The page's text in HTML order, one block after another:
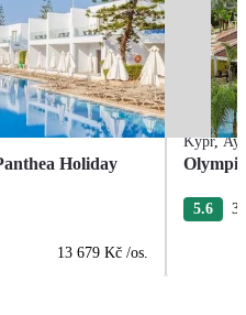
Holiday
13 679 Kč /os.
Kypr,
5.6 3